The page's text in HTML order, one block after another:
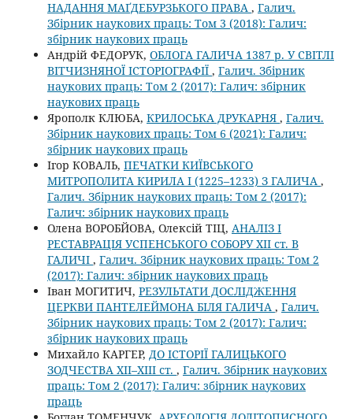
НАДАННЯ МАҐДЕБУРЗЬКОГО ПРАВА , Галич.
Збірник наукових праць: Том 3 (2018): Галич:
збірник наукових праць
Андрій ФЕДОРУК, ОБЛОГА ГАЛИЧА 1387 р. У СВІТЛІ
ВІТЧИЗНЯНОЇ ІСТОРІОГРАФІЇ , Галич. Збірник
наукових праць: Том 2 (2017): Галич: збірник
наукових праць
Ярополк КЛЮБА, КРИЛОСЬКА ДРУКАРНЯ , Галич.
Збірник наукових праць: Том 6 (2021): Галич:
збірник наукових праць
Ігор КОВАЛЬ, ПЕЧАТКИ КИЇВСЬКОГО
МИТРОПОЛИТА КИРИЛА І (1225–1233) З ГАЛИЧА ,
Галич. Збірник наукових праць: Том 2 (2017):
Галич: збірник наукових праць
Олена ВОРОБЙОВА, Олексій ТІЦ, АНАЛІЗ І
РЕСТАВРАЦІЯ УСПЕНСЬКОГО СОБОРУ ХІІ ст. В
ГАЛИЧІ , Галич. Збірник наукових праць: Том 2
(2017): Галич: збірник наукових праць
Іван МОГИТИЧ, РЕЗУЛЬТАТИ ДОСЛІДЖЕННЯ
ЦЕРКВИ ПАНТЕЛЕЙМОНА БІЛЯ ГАЛИЧА , Галич.
Збірник наукових праць: Том 2 (2017): Галич:
збірник наукових праць
Михайло КАРГЕР, ДО ІСТОРІЇ ГАЛИЦЬКОГО
ЗОДЧЕСТВА ХІІ–ХІІІ ст. , Галич. Збірник наукових
праць: Том 2 (2017): Галич: збірник наукових
праць